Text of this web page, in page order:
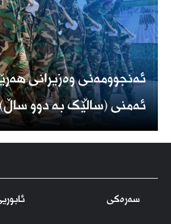
ئەنجوومەنی وەزیرانی
ئەمنی (ساڵێک بە دوو
سەرەکی